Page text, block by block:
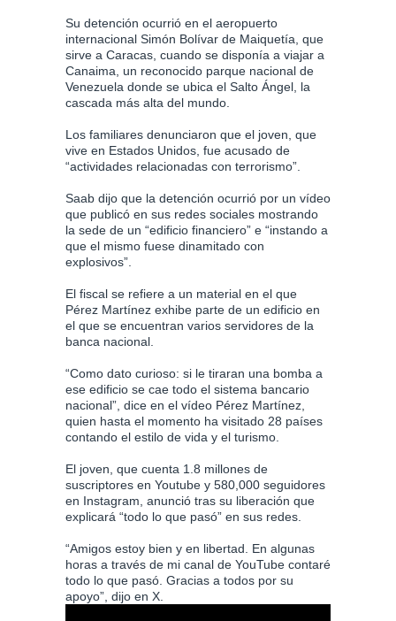
Su detención ocurrió en el aeropuerto
internacional Simón Bolívar de Maiquetía, que
sirve a Caracas, cuando se disponía a viajar a
Canaima, un reconocido parque nacional de
Venezuela donde se ubica el Salto Ángel, la
cascada más alta del mundo.
Los familiares denunciaron que el joven, que
vive en Estados Unidos, fue acusado de
“actividades relacionadas con terrorismo”.
Saab dijo que la detención ocurrió por un vídeo
que publicó en sus redes sociales mostrando
la sede de un “edificio financiero” e “instando a
que el mismo fuese dinamitado con
explosivos”.
El fiscal se refiere a un material en el que
Pérez Martínez exhibe parte de un edificio en
el que se encuentran varios servidores de la
banca nacional.
“Como dato curioso: si le tiraran una bomba a
ese edificio se cae todo el sistema bancario
nacional”, dice en el vídeo Pérez Martínez,
quien hasta el momento ha visitado 28 países
contando el estilo de vida y el turismo.
El joven, que cuenta 1.8 millones de
suscriptores en Youtube y 580,000 seguidores
en Instagram, anunció tras su liberación que
explicará “todo lo que pasó” en sus redes.
“Amigos estoy bien y en libertad. En algunas
horas a través de mi canal de YouTube contaré
todo lo que pasó. Gracias a todos por su
apoyo”, dijo en X.